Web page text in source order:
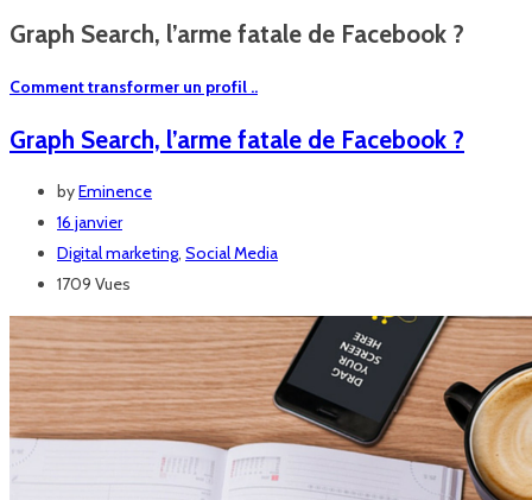
Graph Search, l’arme fatale de Facebook ?
Comment transformer un profil ..
Graph Search, l’arme fatale de Facebook ?
byEminence
16 janvier
Digital marketing, Social Media
1709 Vues